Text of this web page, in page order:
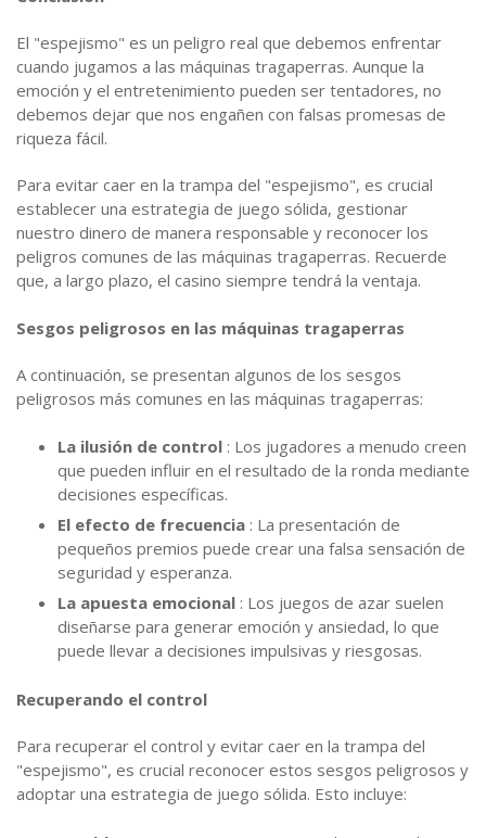
El "espejismo" es un peligro real que debemos enfrentar
cuando jugamos a las máquinas tragaperras. Aunque la
emoción y el entretenimiento pueden ser tentadores, no
debemos dejar que nos engañen con falsas promesas de
riqueza fácil.
Para evitar caer en la trampa del "espejismo", es crucial
establecer una estrategia de juego sólida, gestionar
nuestro dinero de manera responsable y reconocer los
peligros comunes de las máquinas tragaperras. Recuerde
que, a largo plazo, el casino siempre tendrá la ventaja.
Sesgos peligrosos en las máquinas tragaperras
A continuación, se presentan algunos de los sesgos
peligrosos más comunes en las máquinas tragaperras:
La ilusión de control : Los jugadores a menudo creen
que pueden influir en el resultado de la ronda mediante
decisiones específicas.
El efecto de frecuencia : La presentación de
pequeños premios puede crear una falsa sensación de
seguridad y esperanza.
La apuesta emocional : Los juegos de azar suelen
diseñarse para generar emoción y ansiedad, lo que
puede llevar a decisiones impulsivas y riesgosas.
Recuperando el control
Para recuperar el control y evitar caer en la trampa del
"espejismo", es crucial reconocer estos sesgos peligrosos y
adoptar una estrategia de juego sólida. Esto incluye: